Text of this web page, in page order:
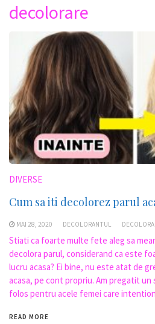
decolorare
DIVERSE
Cum sa iti decolorez parul
MAI 28, 2020 DECOLORANTUL
Stiati ca foarte multe fete aleg sa
decolora parul, considerand ca este
lucru acasa? Ei bine, nu este atat de
acasa, pe cont propriu. Am pregatit
folos pentru acele femei care
READ MORE